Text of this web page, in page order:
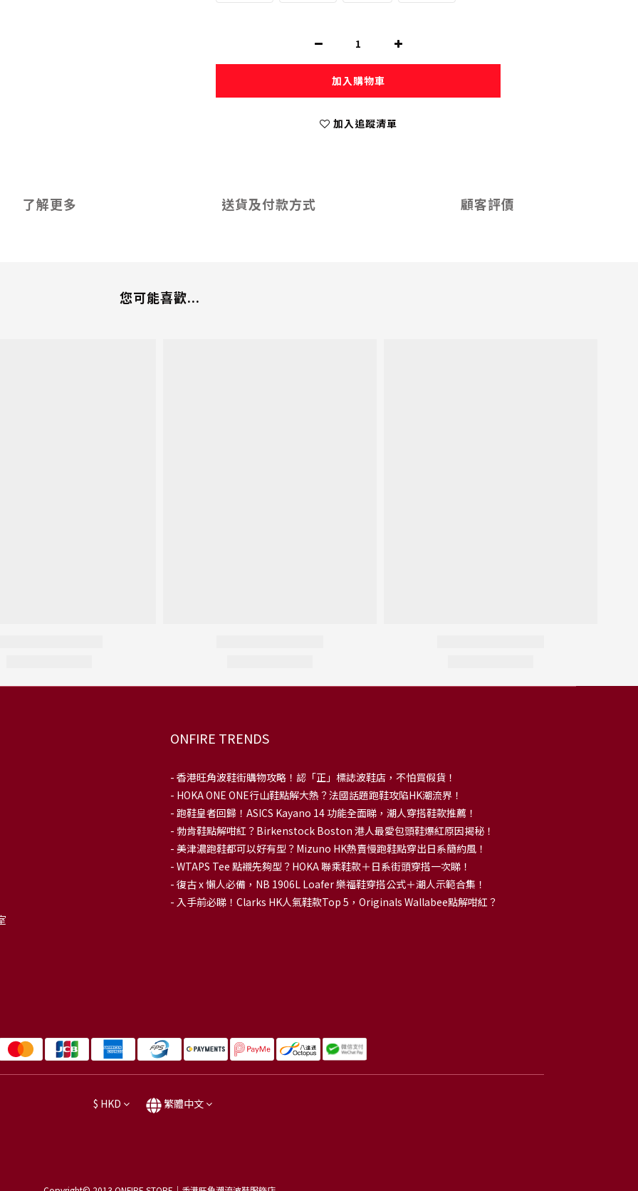
加入購物車
加入追蹤清單
了解更多 送貨及付款方式 顧客評價
您可能喜歡...
ONFIRE TRENDS
- 香港旺角波鞋街購物攻略！認「正」標誌波鞋店，不怕買假貨！
- HOKA ONE ONE行山鞋點解大熱？法國話題跑鞋攻陷HK潮流界！
- 跑鞋皇者回歸！ASICS Kayano 14 功能全面睇，潮人穿搭鞋款推薦！
- 勃肯鞋點解咁紅？Birkenstock Boston 港人最愛包頭鞋爆紅原因揭秘！
- 美津濃跑鞋都可以好有型？Mizuno HK熱賣慢跑鞋點穿出日系簡約風！
- WTAPS Tee 點襯先夠型？HOKA 聯乘鞋款＋日系街頭穿搭一次睇！
- 復古 x 懶人必備，NB 1906L Loafer 樂福鞋穿搭公式＋潮人示範合集！
- 入手前必睇！Clarks HK人氣鞋款Top 5，Originals Wallabee點解咁紅？
$ HKD 繁體中文